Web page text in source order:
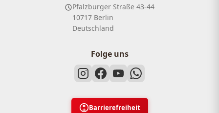
Pfalzburger Straße 43-44
10717 Berlin
Deutschland
Folge uns
Barrierefreiheit